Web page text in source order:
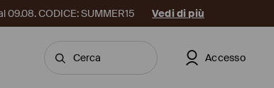
09.08. CODICE: SUMMER15 Vedi di più
Accesso